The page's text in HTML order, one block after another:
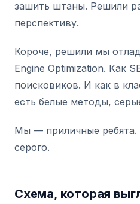
зашить штаны. Решили
перспективу.
Короче, решили мы
Engine Optimization. Как
поисковиков. И как в
есть белые методы,
Мы — приличные ребята.
серого.
Схема, которая